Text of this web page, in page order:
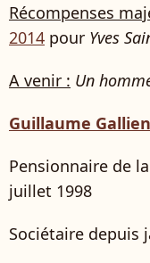
Récompenses
2014 pour Yves
A venir : Un
Guillaume
Pensionnaire de
juillet 1998
Sociétaire depuis